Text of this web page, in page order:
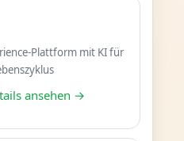
Plattform mit KI für
ansehen →